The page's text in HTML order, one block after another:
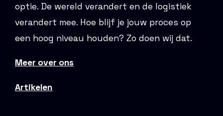
optie. De wereld verandert en de logistiek
verandert mee. Hoe blijf je jouw proces op
een hoog niveau houden? Zo doen wij dat.
Meer over ons
Artikelen